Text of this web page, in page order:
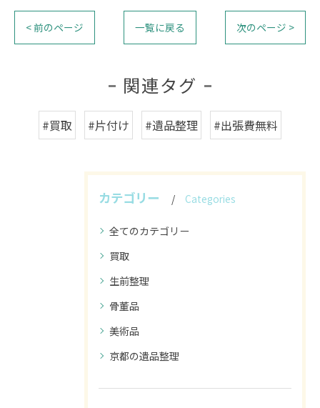
< 前のページ 一覧に戻る 次のページ >
関連タグ
#買取 #片付け #遺品整理 #出張費無料
カテゴリー Categories
全てのカテゴリー
買取
生前整理
骨董品
美術品
京都の遺品整理